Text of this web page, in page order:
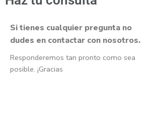
Si tienes cualquier pregunta no
dudes en contactar con nosotros.
Responderemos tan pronto como sea
posible. ¡Gracias